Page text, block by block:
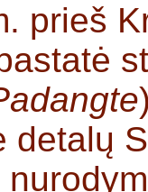
prieš
detalų